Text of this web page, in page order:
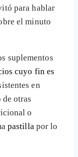
para hablar
el minuto
suplementos
cuyo fin es
en
otras
o
pastillapor lo